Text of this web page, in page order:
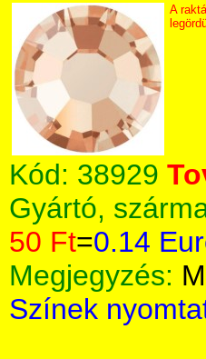
A
Kód: 38929
Gyártó,
50 Ft=0.14
Megjegyzés:
Színek